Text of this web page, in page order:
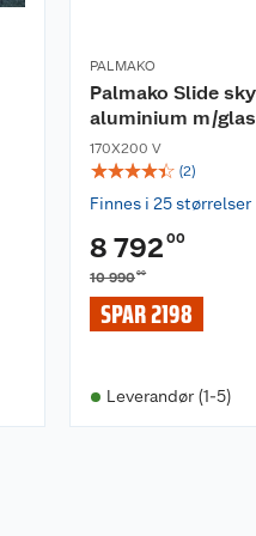
PALMAKO
Palmako Slide
aluminium m/
170X200 V
☆☆☆☆☆ (2)
Finnes i 25 størrelser
8 792 00
10 99000
SPAR 2198
Leverandør (1-5)